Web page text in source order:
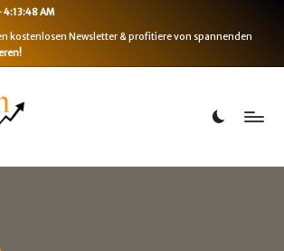
4:13:48 AM
kostenlosen Newsletter & profitiere von spannenden